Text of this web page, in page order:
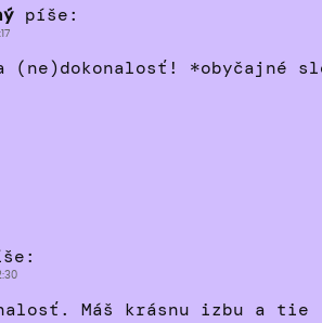
píše:
*obyčajné
Máš krásnu izbu a tie